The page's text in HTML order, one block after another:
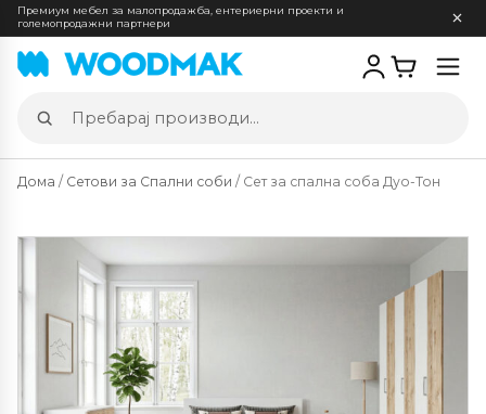
Премиум мебел за малопродажба, ентериерни проекти и
големопродажни партнери
Пребарај
производи
Дома / Сетови за Спални соби / Сет за спална соба Дуо-Тон